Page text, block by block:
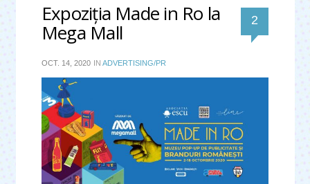
Expoziţia Made in Ro la
Mega Mall 2
OCT. 14, 2020 IN ADVERTISING/PR